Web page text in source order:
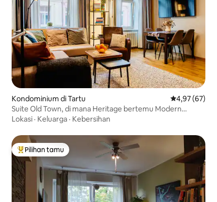
Kondominium di Tartu Nilai rata-rata
4,97 (67)
Suite Old Town, di mana Heritage bertemu Modern
Luxury
Lokasi · Keluarga · Kebersihan
Pilihan tamu terpopuler
Pilihan tamu